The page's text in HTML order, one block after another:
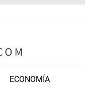
ECONOMÍA